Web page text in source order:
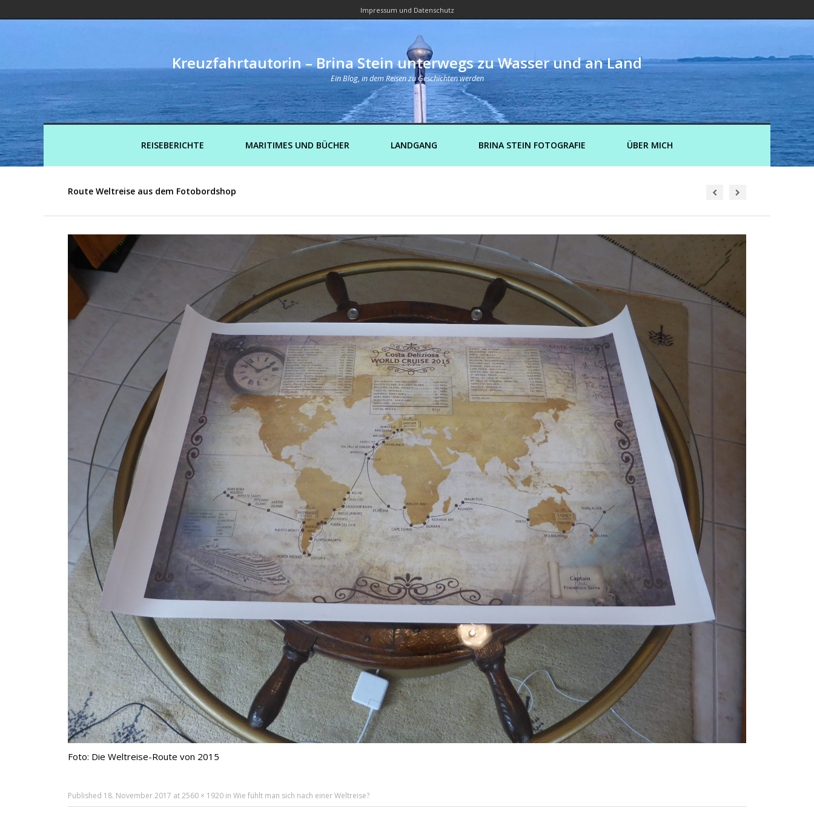
Impressum und Datenschutz
Kreuzfahrtautorin – Brina Stein unterwegs zu Wasser und an Land
Ein Blog, in dem Reisen zu Geschichten werden
REISEBERICHTE MARITIMES UND BÜCHER LANDGANG BRINA STEIN FOTOGRAFIE ÜBER MICH
Route Weltreise aus dem Fotobordshop
Foto: Die Weltreise-Route von 2015
Published 18. November 2017 at2560 × 1920 in Wie fühlt man sich nach einer Weltreise?